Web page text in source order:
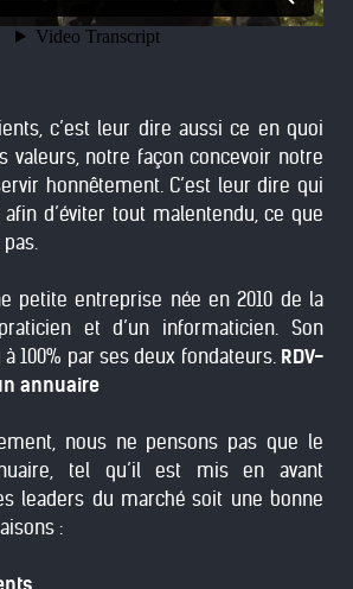
c’est leur dire aussi ce en quoi
valeurs, notre façon concevoir notre
honnêtement. C’est leur dire qui
d’éviter tout malentendu, ce que
petite entreprise née en 2010 de la
et d’un informaticien. Son
100% par ses deux fondateurs. RDV-
annuaire
nous ne pensons pas que le
tel qu’il est mis en avant
leaders du marché soit une bonne
: